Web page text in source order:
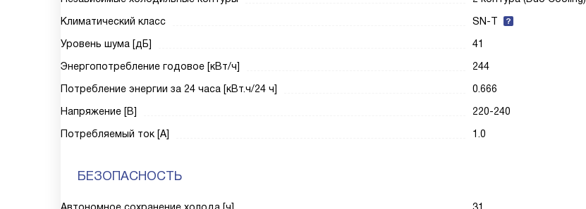
Климатический класс
SN-T
Уровень шума [дБ]
41
Энергопотребление годовое [кВт/ч]
244
Потребление энергии за 24 часа [кВт.ч/24 ч]
0.666
Напряжение [В]
220-240
Потребляемый ток [А]
1.0
БЕЗОПАСНОСТЬ